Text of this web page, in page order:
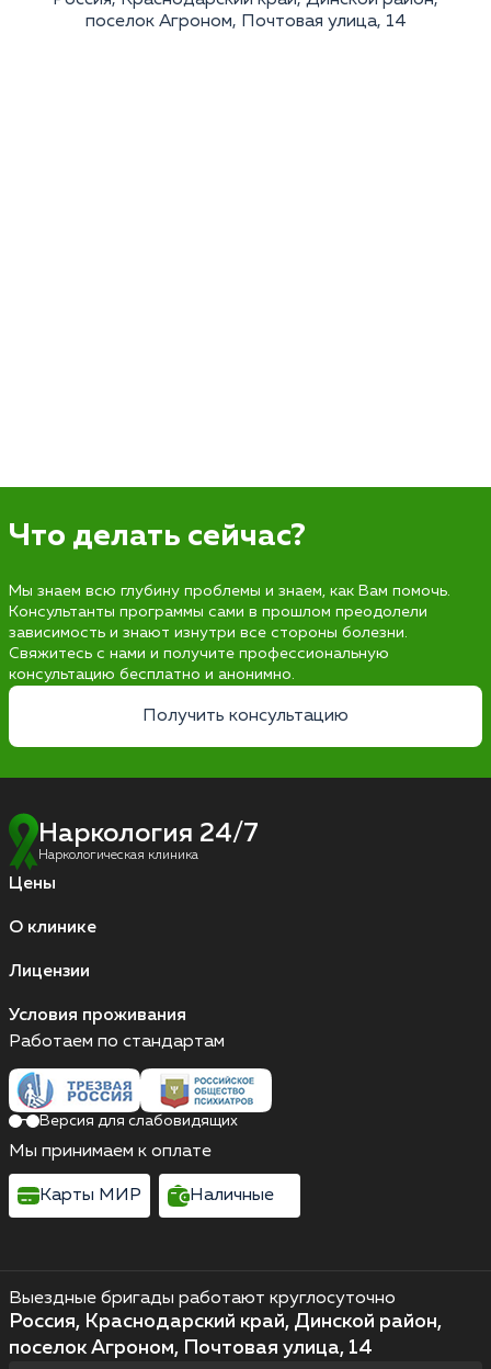
поселок Агроном, Почтовая улица, 14
Что делать сейчас?
Мы знаем всю глубину проблемы и знаем, как Вам помочь.
Консультанты программы сами в прошлом преодолели
зависимость и знают изнутри все стороны болезни.
Свяжитесь с нами и получите профессиональную
консультацию бесплатно и анонимно.
Получить консультацию
Наркология 24/7
Наркологическая клиника
Цены
О клинике
Лицензии
Условия проживания
Выездные бригады работают круглосуточно
Россия, Краснодарский край, Динской район,
поселок Агроном, Почтовая улица, 14
Работаем по стандартам
Версия для слабовидящих
Мы принимаем к оплате
Карты МИР Наличные